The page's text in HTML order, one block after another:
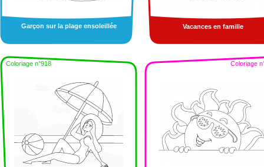
Garçon sur la plage ensoleillée Vacances en famille
Coloriage n°918 Coloriage